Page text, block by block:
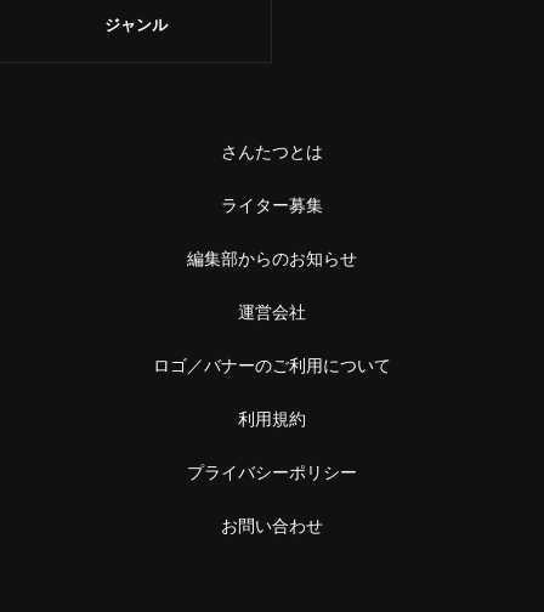
ジャンル
さんたつとは
ライター募集
編集部からのお知らせ
運営会社
ロゴ／バナーのご利用について
利用規約
プライバシーポリシー
お問い合わせ